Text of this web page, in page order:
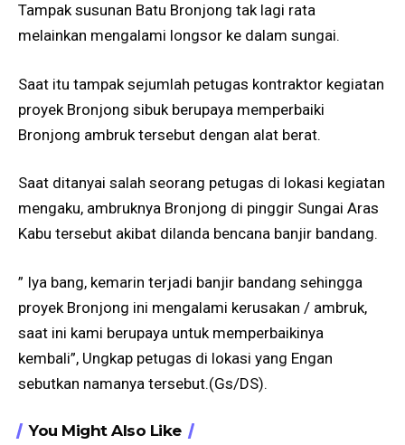
Tampak susunan Batu Bronjong tak lagi rata
melainkan mengalami longsor ke dalam sungai.
Saat itu tampak sejumlah petugas kontraktor kegiatan
proyek Bronjong sibuk berupaya memperbaiki
Bronjong ambruk tersebut dengan alat berat.
Saat ditanyai salah seorang petugas di lokasi kegiatan
mengaku, ambruknya Bronjong di pinggir Sungai Aras
Kabu tersebut akibat dilanda bencana banjir bandang.
” Iya bang, kemarin terjadi banjir bandang sehingga
proyek Bronjong ini mengalami kerusakan / ambruk,
saat ini kami berupaya untuk memperbaikinya
kembali”, Ungkap petugas di lokasi yang Engan
sebutkan namanya tersebut.(Gs/DS).
You Might Also Like